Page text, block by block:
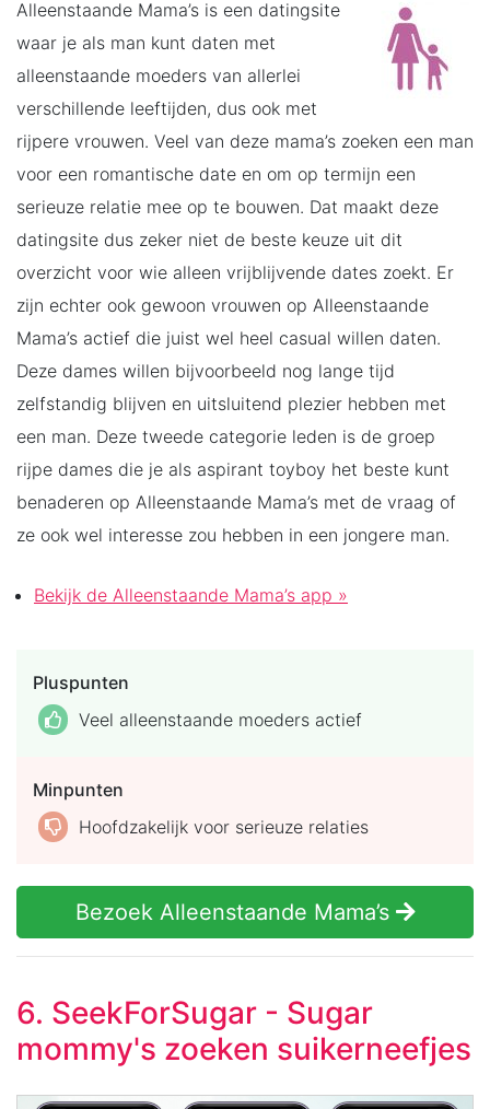
Alleenstaande Mama’s is een datingsite
waar je als man kunt daten met
alleenstaande moeders van allerlei
verschillende leeftijden, dus ook met
rijpere vrouwen. Veel van deze mama’s zoeken een man
voor een romantische date en om op termijn een
serieuze relatie mee op te bouwen. Dat maakt deze
datingsite dus zeker niet de beste keuze uit dit
overzicht voor wie alleen vrijblijvende dates zoekt. Er
zijn echter ook gewoon vrouwen op Alleenstaande
Mama’s actief die juist wel heel casual willen daten.
Deze dames willen bijvoorbeeld nog lange tijd
zelfstandig blijven en uitsluitend plezier hebben met
een man. Deze tweede categorie leden is de groep
rijpe dames die je als aspirant toyboy het beste kunt
benaderen op Alleenstaande Mama’s met de vraag of
ze ook wel interesse zou hebben in een jongere man.
Bekijk de Alleenstaande Mama’s app »
Pluspunten
Veel alleenstaande moeders actief
Minpunten
Hoofdzakelijk voor serieuze relaties
Bezoek Alleenstaande Mama’s
6. SeekForSugar - Sugar
mommy's zoeken suikerneefjes